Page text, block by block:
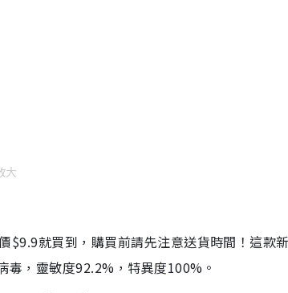
大
就買到，購買前請先注意送貨時間！這款
，靈敏度92.2%，特異度100%。